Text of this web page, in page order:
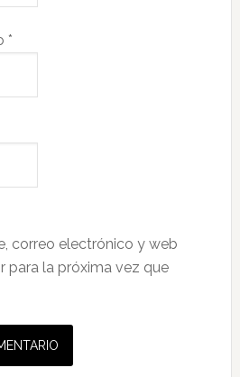
*
correo electrónico y web
para la próxima vez que